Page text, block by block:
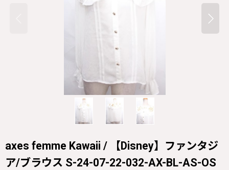
axes femme Kawaii / 【Disney】ファンタジ
ア/ブラウス S-24-07-22-032-AX-BL-AS-OS